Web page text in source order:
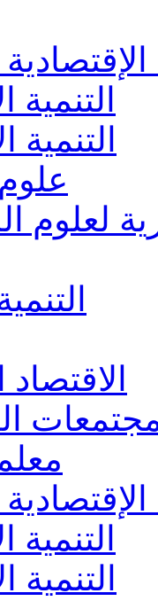
التنمية
التنمية
لعلوم
التنمية
التنمية